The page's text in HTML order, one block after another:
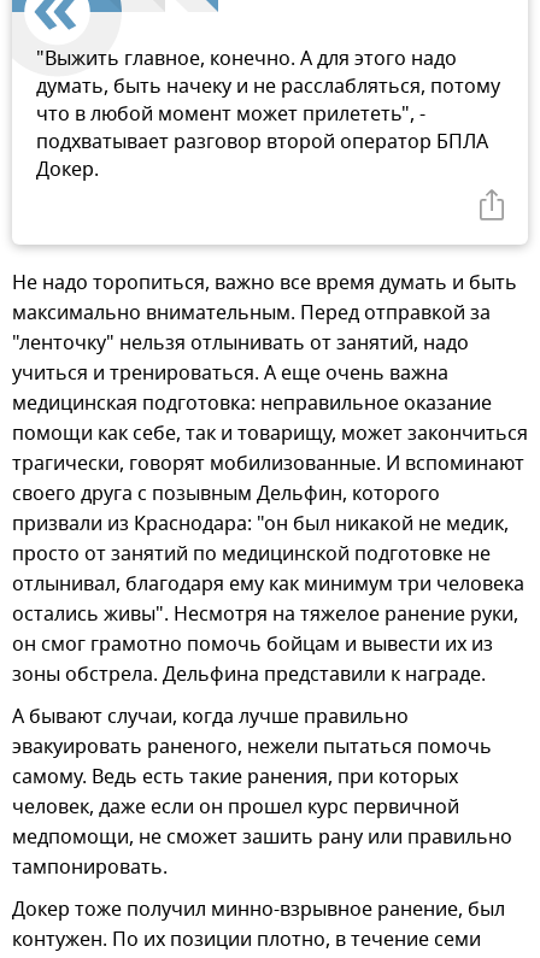
"Выжить главное, конечно. А для этого надо
думать, быть начеку и не расслабляться, потому
что в любой момент может прилететь", -
подхватывает разговор второй оператор БПЛА
Докер.
Не надо торопиться, важно все время думать и быть
максимально внимательным. Перед отправкой за
"ленточку" нельзя отлынивать от занятий, надо
учиться и тренироваться. А еще очень важна
медицинская подготовка: неправильное оказание
помощи как себе, так и товарищу, может закончиться
трагически, говорят мобилизованные. И вспоминают
своего друга с позывным Дельфин, которого
призвали из Краснодара: "он был никакой не медик,
просто от занятий по медицинской подготовке не
отлынивал, благодаря ему как минимум три человека
остались живы". Несмотря на тяжелое ранение руки,
он смог грамотно помочь бойцам и вывести их из
зоны обстрела. Дельфина представили к награде.
А бывают случаи, когда лучше правильно
эвакуировать раненого, нежели пытаться помочь
самому. Ведь есть такие ранения, при которых
человек, даже если он прошел курс первичной
медпомощи, не сможет зашить рану или правильно
тампонировать.
Докер тоже получил минно-взрывное ранение, был
контужен. По их позиции плотно, в течение семи